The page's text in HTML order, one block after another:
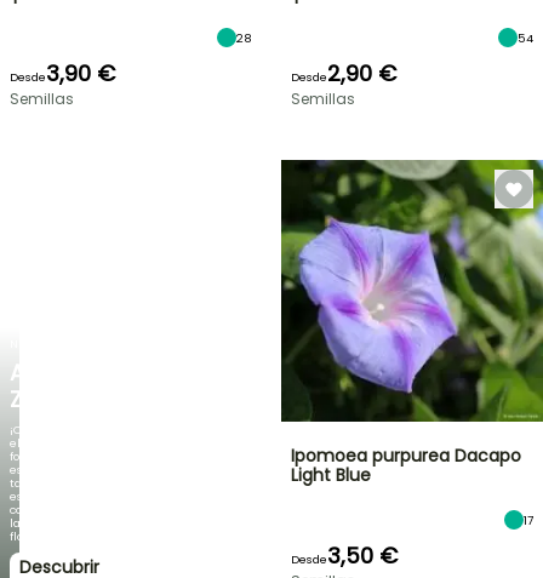
AGAPANTHUS
ZAMBEZI
¡Cuando
el
follaje
es
tan
espectacular
como
la
floración!
Descubrir
28
Desde3,90 €
Semillas
54
Desde2,90 €
Semillas
Ipomoea purpurea Dacapo
Light Blue
17
Desde3,50 €